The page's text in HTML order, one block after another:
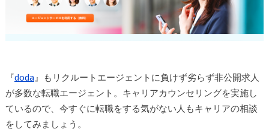
『doda』もリクルートエージェントに負けず劣らず非公開求人
が多数な転職エージェント。キャリアカウンセリングを実施し
ているので、今すぐに転職をする気がない人もキャリアの相談
をしてみましょう。